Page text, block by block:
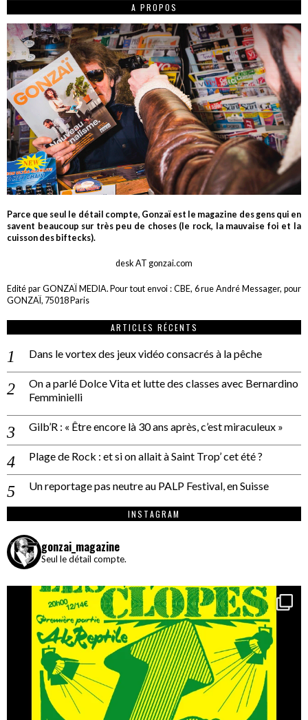
A PROPOS
Parce que seul le détail compte, Gonzaï est le magazine des gens qui en
savent beaucoup sur très peu de choses (le rock, la mauvaise foi et la
cuisson des biftecks).
desk AT gonzai.com
Edité par GONZAÏ MEDIA. Pour tout envoi : CBE, 6 rue André Messager, pour
GONZAÏ, 75018 Paris
ARTICLES RÉCENTS
Dans le vortex des jeux vidéo consacrés à la pêche
On a parlé Dolce Vita et lutte des classes avec Bernardino
Femminielli
Gilb’R : « Être encore là 30 ans après, c’est miraculeux »
Plage de Rock : et si on allait à Saint Trop’ cet été ?
Un reportage pas neutre au PALP Festival, en Suisse
INSTAGRAM
gonzai_magazine
Seul le détail compte.